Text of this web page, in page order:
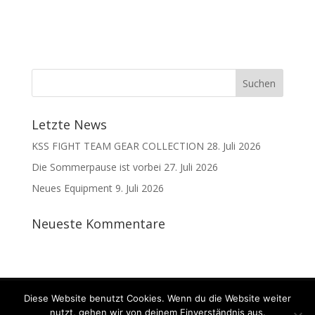
Letzte News
KSS FIGHT TEAM GEAR COLLECTION 28. Juli 2026
Die Sommerpause ist vorbei 27. Juli 2026
Neues Equipment 9. Juli 2026
Neueste Kommentare
Kontakt Datenschutz Impressum
Diese Website benutzt Cookies. Wenn du die Website weiter
nutzt, gehen wir von deinem Einverständnis aus.